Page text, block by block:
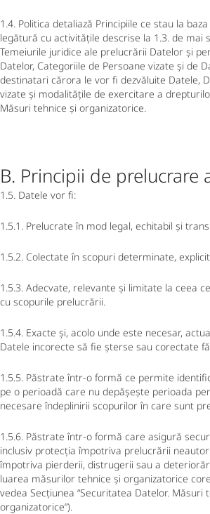
1.4. Politica detaliază Principiile ce stau la
legătură cu activitățile descrise la 1.3. de mai
Temeiurile juridice ale prelucrării Datelor și
Datelor, Categoriile de Persoane vizate și de
destinatari cărora le vor fi dezvăluite Datele,
vizate și modalitățile de exercitare a
Măsuri tehnice și organizatorice.
B. Principii de prelucrare
1.5. Datele vor fi:
1.5.1. Prelucrate în mod legal, echitabil și
1.5.2. Colectate în scopuri determinate,
1.5.3. Adecvate, relevante și limitate la ceea
cu scopurile prelucrării.
1.5.4. Exacte și, acolo unde este necesar,
Datele incorecte să fie șterse sau corectate
1.5.5. Păstrate într-o formă ce permite
pe o perioadă care nu depășește perioada
necesare îndeplinirii scopurilor în care sunt
1.5.6. Păstrate într-o formă care asigură
inclusiv protecția împotriva prelucrării
împotriva pierderii, distrugerii sau a
luarea măsurilor tehnice și organizatorice
vedea Secțiunea “Securitatea Datelor. Măsuri
organizatorice”).